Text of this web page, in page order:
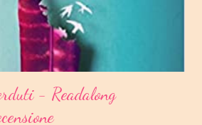
- Readalong